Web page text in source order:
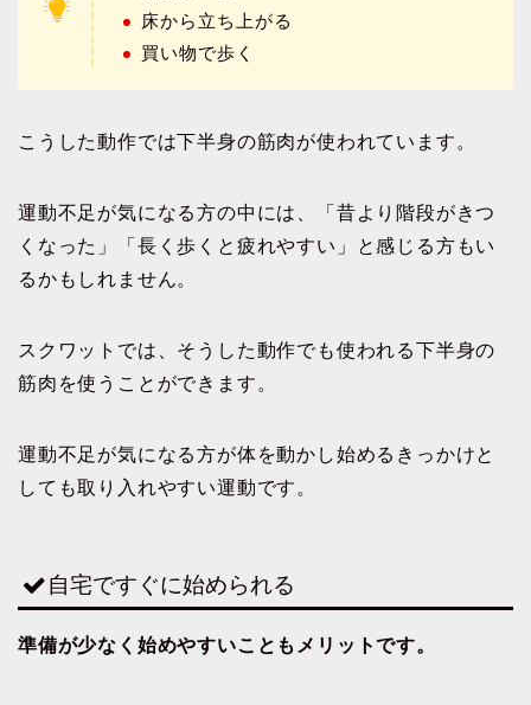
床から立ち上がる
買い物で歩く
こうした動作では下半身の筋肉が使われています。
運動不足が気になる方の中には、「昔より階段がきつ
くなった」「長く歩くと疲れやすい」と感じる方もい
るかもしれません。
スクワットでは、そうした動作でも使われる下半身の
筋肉を使うことができます。
運動不足が気になる方が体を動かし始めるきっかけと
しても取り入れやすい運動です。
自宅ですぐに始められる
準備が少なく始めやすいこともメリットです。